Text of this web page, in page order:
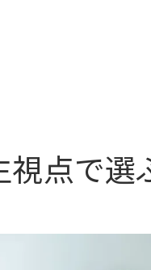
視点で選